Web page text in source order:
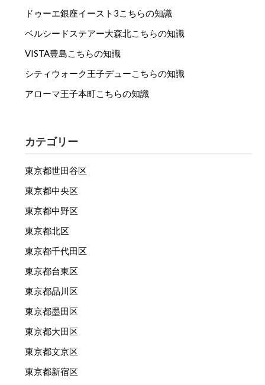
ドゥーエ銀座イースト3こちらの知識
ベルシードステアー大森北こちらの知識
VISTA豊島こちらの知識
シティウォーク王子デューこちらの知識
アローマ王子本町こちらの知識
カテゴリー
東京都世田谷区
東京都中央区
東京都中野区
東京都北区
東京都千代田区
東京都台東区
東京都品川区
東京都墨田区
東京都大田区
東京都文京区
東京都新宿区